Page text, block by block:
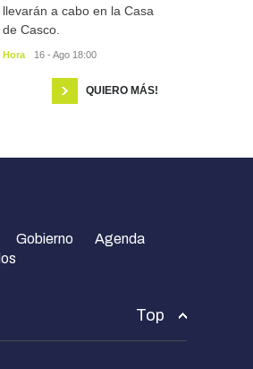
llevarán a cabo en la Casa
de Casco.
Hora 16 - Ago 18:00
QUIERO MÁS!
Gobierno
Agenda
Top